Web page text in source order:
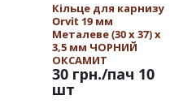
Кільце для карнизу
Orvit 19 мм
Металеве (30 х 37) х
3,5 мм ЧОРНИЙ
ОКСАМИТ
30 грн./пач 10
шт